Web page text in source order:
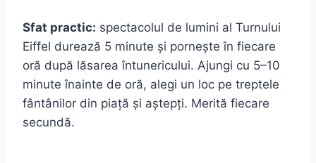
Sfat practic: spectacolul de lumini al Turnului
Eiffel durează 5 minute și pornește în fiecare
oră după lăsarea întunericului. Ajungi cu 5–10
minute înainte de oră, alegi un loc pe treptele
fântânilor din piață și aștepți. Merită fiecare
secundă.